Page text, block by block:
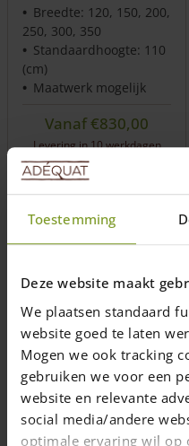
Toestemming
Deze website maakt
We plaatsen standaard
website goed te laten
Mogen we ook tracking
gebruiken we voor een
website en relevante
social media/andere
optimale ervaring wil op
Breedte: 120, 150, 200,
250, 300, 350
Standaardhoogte: 110
(cm)
Maatwerk mogelijk
Vanaf€830,00
Levering in 10 werkdagen
(NL/BE)
Opties
selecteren
Engelse poort
trekboom douglas